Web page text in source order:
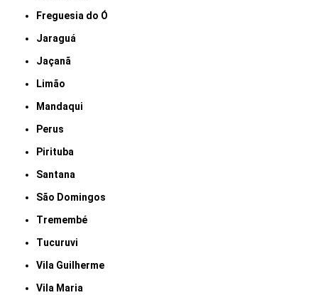
Freguesia do Ó
Jaraguá
Jaçanã
Limão
Mandaqui
Perus
Pirituba
Santana
São Domingos
Tremembé
Tucuruvi
Vila Guilherme
Vila Maria